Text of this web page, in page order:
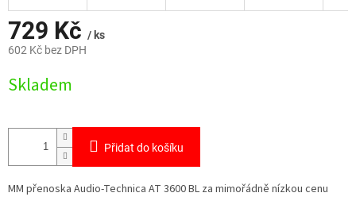
729 Kč / ks
602 Kč bez DPH
cena:
Skladem
Přidat do košíku
MM přenoska Audio-Technica AT 3600 BL za mimořádně nízkou cenu